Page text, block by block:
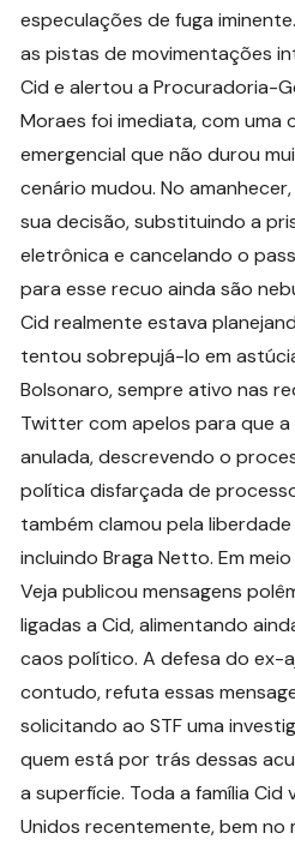
especulações de fuga
as pistas de movimentações
Cid e alertou a Procuradoria-
Moraes foi imediata, com uma
emergencial que não durou
cenário mudou. No
sua decisão, substituindo a
eletrônica e cancelando o
para esse recuo ainda são
Cid realmente estava
tentou sobrepujá-lo em
Bolsonaro, sempre ativo nas
Twitter com apelos para que
anulada, descrevendo o
política disfarçada de
também clamou pela
incluindo Braga Netto. Em
Veja publicou mensagens
ligadas a Cid, alimentando
caos político. A defesa do ex-
contudo, refuta essas
solicitando ao STF uma
quem está por trás dessas
a superfície. Toda a família Cid
Unidos recentemente, bem no